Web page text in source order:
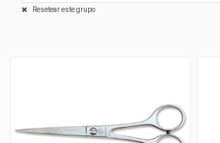
Resetear este grupo